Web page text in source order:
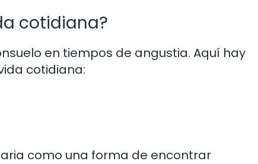
cotidiana?
en tiempos de angustia. Aquí hay
cotidiana:
como una forma de encontrar